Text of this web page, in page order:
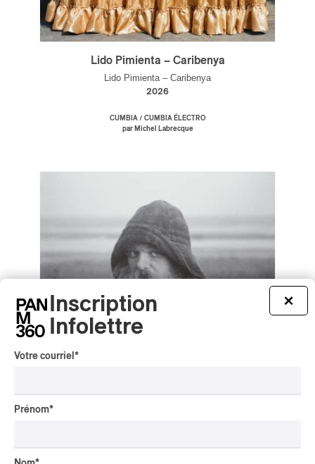
Lido Pimienta – Caribenya
Lido Pimienta – Caribenya
2026
CUMBIA / CUMBIA ÉLECTRO
par Michel Labrecque
×
Inscription
Infolettre
Votre courriel *
Prénom*